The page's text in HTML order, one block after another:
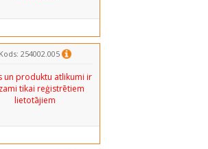
Kods: 254002.005
un produktu atlikumi ir
tikai reģistrētiem
lietotājiem